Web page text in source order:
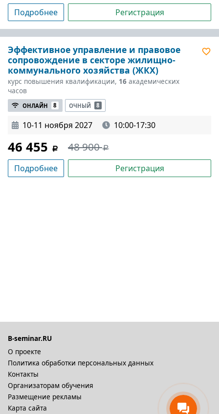
Подробнее Регистрация
Эффективное управление и правовое
сопровождение в секторе жилищно-
коммунального хозяйства (ЖКХ)
курс повышения квалификации, 16 академических
часов
ОНЛАЙН 8 ОЧНЫЙ 8
10-11 ноября 2027 10:00-17:30
46 455 48 900
Подробнее Регистрация
B-seminar.RU
О проекте
Политика обработки персональных данных
Контакты
Организаторам обучения
Размещение рекламы
Карта сайта